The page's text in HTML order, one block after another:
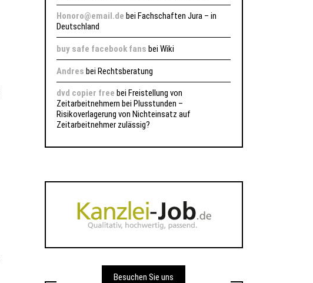
Honoro@email.de beiFachschaften Jura – in
Deutschland
buy safe facebook fans beiWiki
Andres beiRechtsberatung
dvd copier free bei Freistellung von
Zeitarbeitnehmern bei Plusstunden –
Risikoverlagerung von Nichteinsatz auf
Zeitarbeitnehmer zulässig?
Besuchen Sie uns